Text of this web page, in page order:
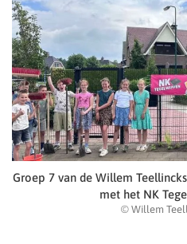
Groep 7 van de Willem
met het NK
© Willem